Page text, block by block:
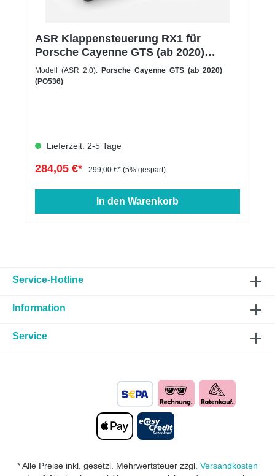
ASR Klappensteuerung RX1 für
Porsche Cayenne GTS (ab 2020)
(PO536)
Modell (ASR 2.0): Porsche Cayenne GTS (ab 2020)
(PO536)
Lieferzeit: 2-5 Tage
284,05 €* 299,00 €* (5% gespart)
In den Warenkorb
Service-Hotline
Information
Service
* Alle Preise inkl. gesetzl. Mehrwertsteuer zzgl. Versandkosten